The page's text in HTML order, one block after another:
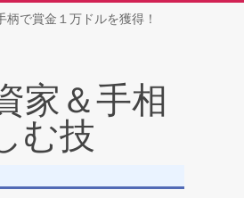
で賞金１万ドルを獲得！
家＆手相
む技